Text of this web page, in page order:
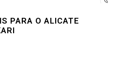
PARA O ALICATE